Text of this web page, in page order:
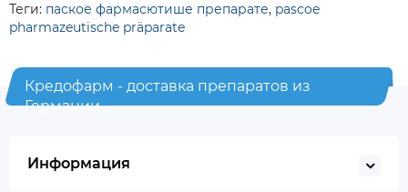
Теги: паское фармасютише препарате, pascoe
pharmazeutische präparate
Кредофарм - доставка препаратов из
Германии
Информация